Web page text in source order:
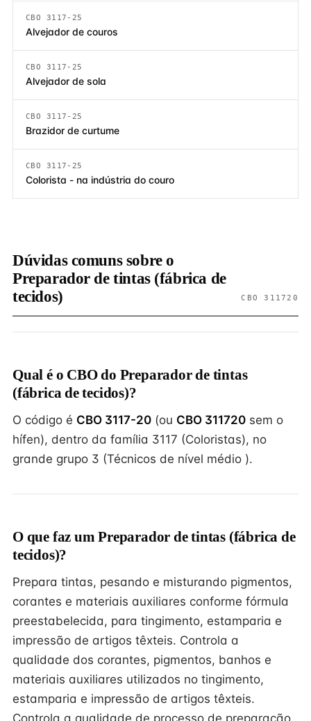
CBO 3117-25
Alvejador de couros
CBO 3117-25
Alvejador de sola
CBO 3117-25
Brazidor de curtume
CBO 3117-25
Colorista - na indústria do couro
Dúvidas comuns sobre o
Preparador de tintas (fábrica de
tecidos)
CBO 311720
Qual é o CBO do Preparador de tintas
(fábrica de tecidos)?
O código é CBO 3117-20 (ou CBO 311720 sem o
hífen), dentro da família 3117 (Coloristas), no
grande grupo 3 (Técnicos de nível médio ).
O que faz um Preparador de tintas (fábrica de
tecidos)?
Prepara tintas, pesando e misturando pigmentos,
corantes e materiais auxiliares conforme fórmula
preestabelecida, para tingimento, estamparia e
impressão de artigos têxteis. Controla a
qualidade dos corantes, pigmentos, banhos e
materiais auxiliares utilizados no tingimento,
estamparia e impressão de artigos têxteis.
Controla a qualidade de processo de preparação,